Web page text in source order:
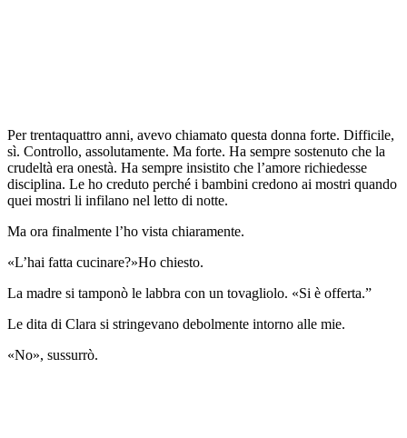
Per trentaquattro anni, avevo chiamato questa donna forte. Difficile,
sì. Controllo, assolutamente. Ma forte. Ha sempre sostenuto che la
crudeltà era onestà. Ha sempre insistito che l’amore richiedesse
disciplina. Le ho creduto perché i bambini credono ai mostri quando
quei mostri li infilano nel letto di notte.
Ma ora finalmente l’ho vista chiaramente.
«L’hai fatta cucinare?»Ho chiesto.
La madre si tamponò le labbra con un tovagliolo. «Si è offerta.”
Le dita di Clara si stringevano debolmente intorno alle mie.
«No», sussurrò.